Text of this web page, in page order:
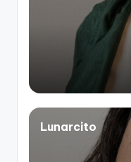
Lunarcito